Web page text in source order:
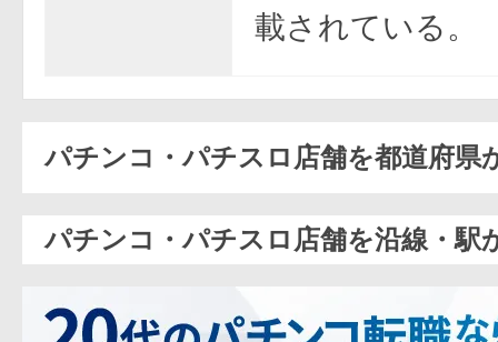
載されている。
パチンコ・パチスロ店舗を都道府県
パチンコ・パチスロ店舗を沿線・駅